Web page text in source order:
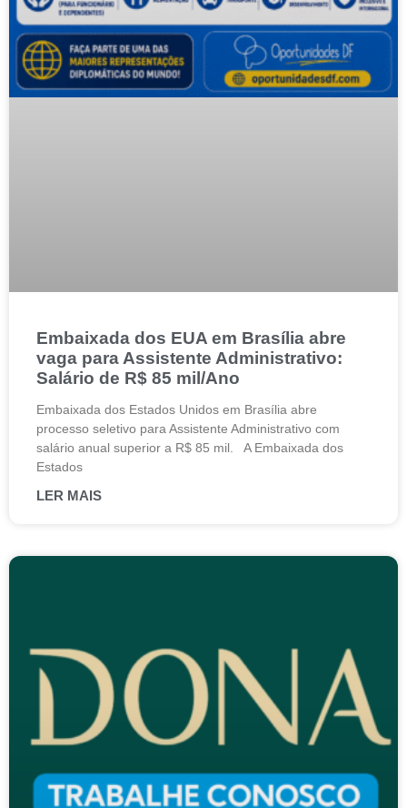
Embaixada dos EUA em Brasília abre
vaga para Assistente Administrativo:
Salário de R$ 85 mil/Ano
Embaixada dos Estados Unidos em Brasília abre
processo seletivo para Assistente Administrativo com
salário anual superior a R$ 85 mil. A Embaixada dos
Estados
LER MAIS